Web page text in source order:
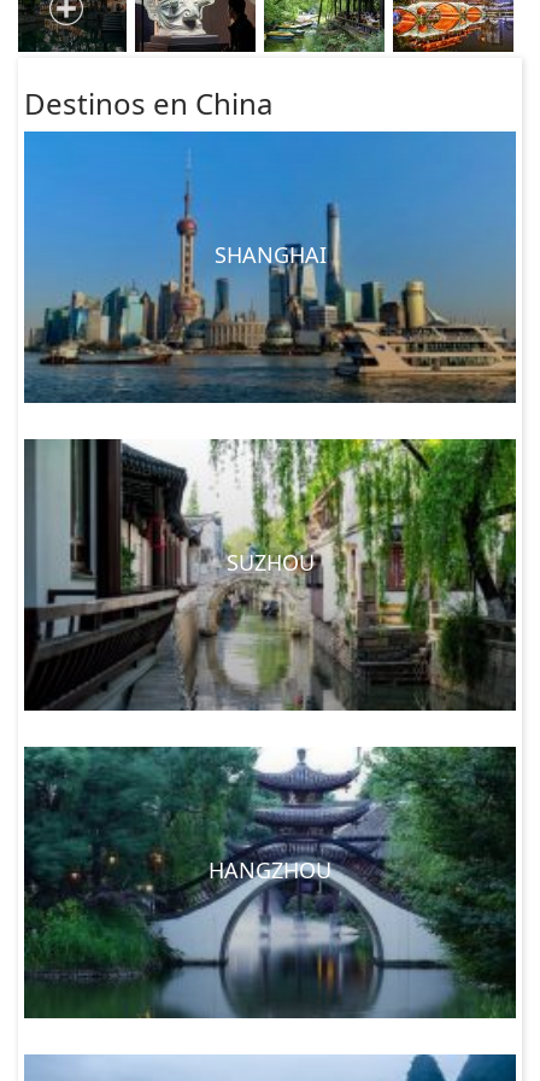
Destinos en China
SHANGHAI
SUZHOU
HANGZHOU